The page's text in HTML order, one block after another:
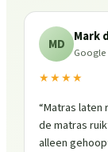
MD Mark
Google
★★★★
“Matras laten
de matras
alleen